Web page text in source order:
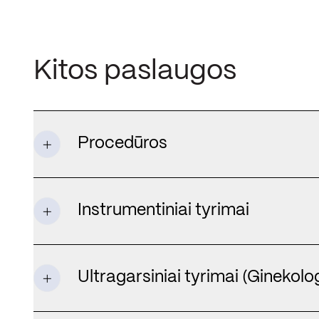
Kitos paslaugos
Procedūros
Instrumentiniai tyrimai
Ultragarsiniai tyrimai